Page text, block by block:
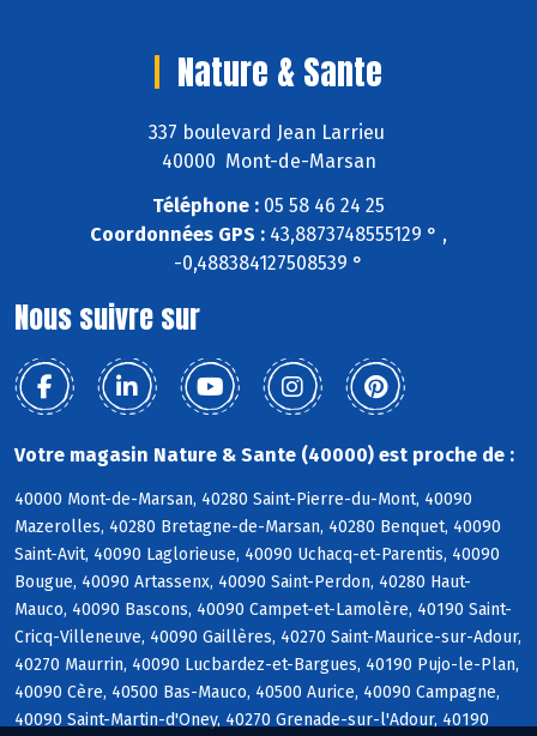
Nature & Sante
337 boulevard Jean Larrieu
40000 Mont-de-Marsan
Téléphone : 05 58 46 24 25
Coordonnées GPS : 43,8873748555129 ° ,
-0,488384127508539 °
Nous suivre sur
Votre magasin Nature & Sante (40000) est proche de :
40000 Mont-de-Marsan, 40280 Saint-Pierre-du-Mont, 40090
Mazerolles, 40280 Bretagne-de-Marsan, 40280 Benquet, 40090
Saint-Avit, 40090 Laglorieuse, 40090 Uchacq-et-Parentis, 40090
Bougue, 40090 Artassenx, 40090 Saint-Perdon, 40280 Haut-
Mauco, 40090 Bascons, 40090 Campet-et-Lamolère, 40190 Saint-
Cricq-Villeneuve, 40090 Gaillères, 40270 Saint-Maurice-sur-Adour,
40270 Maurrin, 40090 Lucbardez-et-Bargues, 40190 Pujo-le-Plan,
40090 Cère, 40500 Bas-Mauco, 40500 Aurice, 40090 Campagne,
40090 Saint-Martin-d'Oney, 40270 Grenade-sur-l'Adour, 40190